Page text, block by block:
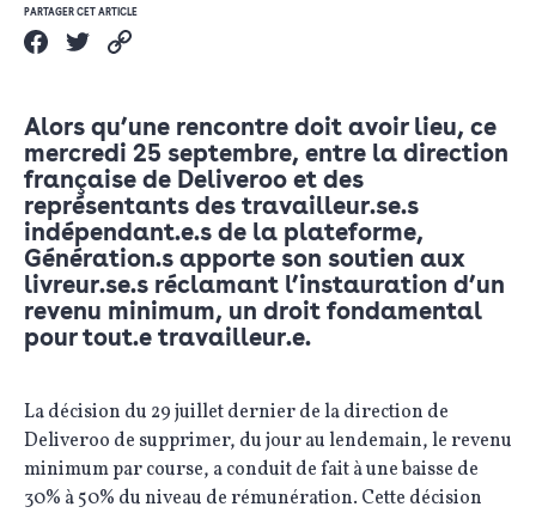
PARTAGER CET ARTICLE
Alors qu’une rencontre doit avoir lieu, ce
mercredi 25 septembre, entre la direction
française de Deliveroo et des
représentants des travailleur.se.s
indépendant.e.s de la plateforme,
Génération.s apporte son soutien aux
livreur.se.s réclamant l’instauration d’un
revenu minimum, un droit fondamental
pour tout.e travailleur.e.
La décision du 29 juillet dernier de la direction de
Deliveroo de supprimer, du jour au lendemain, le revenu
minimum par course, a conduit de fait à une baisse de
30% à 50% du niveau de rémunération. Cette décision